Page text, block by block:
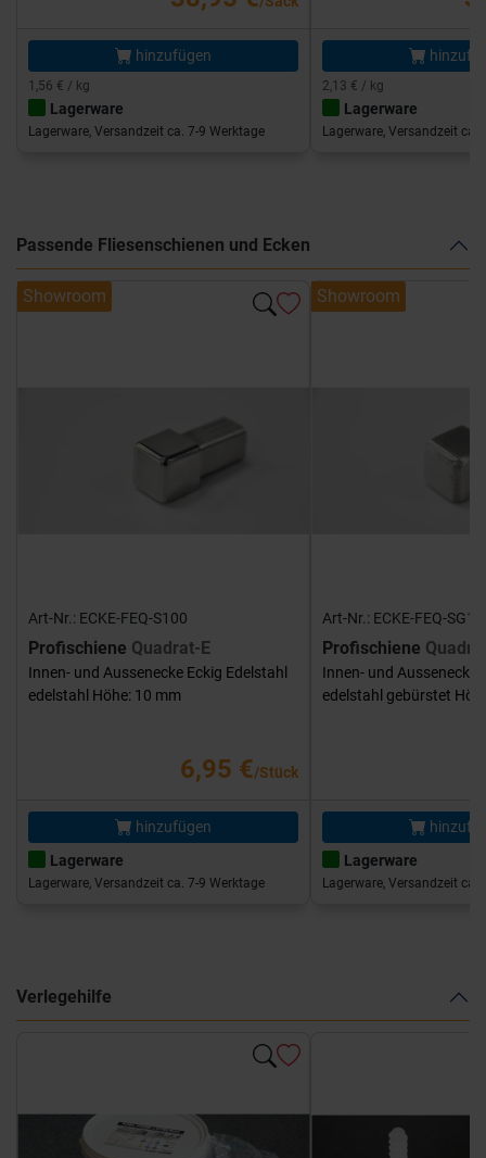
hinzufügen
1,56 € / kg
Lagerware
Lagerware, Versandzeit ca. 7-9 Werktage
2,13 € / kg
Lagerware
Lagerware, Versandzeit ca.
Passende Fliesenschienen und Ecken
Showroom
Art-Nr.: ECKE-FEQ-S100
Profischiene Quadrat-E
Innen- und Aussenecke Eckig Edelstahl
edelstahl Höhe: 10 mm
6,95 €/Stück
hinzufügen
Lagerware
Lagerware, Versandzeit ca. 7-9 Werktage
Showroom
Art-Nr.: ECKE-FEQ-
Profischiene
Innen- und Aussenecke
edelstahl gebürstet
Lagerware
Lagerware, Versandzeit ca.
Verlegehilfe